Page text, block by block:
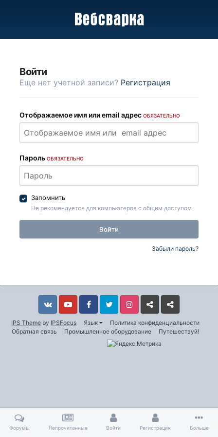
Войти
Еще нет учетной записи? Регистрация
Отображаемое имя или email адрес ОБЯЗАТЕЛЬНО
Пароль ОБЯЗАТЕЛЬНО
Запомнить
Не рекомендуется для компьютеров с общим доступом
Войти
Забыли пароль?
IPS Theme by IPSFocus Язык
Политика конфиденциальности
Обратная связь
Промышленное оборудование Путешествуй!
VkontakteYouTube FacebookTwitter InstagramLivejournalOdnoklassniki
Форумы Непрочитанные Войти Регистрация Больше